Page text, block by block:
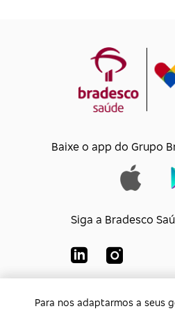
Para nos adaptarmos a seus
Baixe o app do Grupo
Siga a Bradesco
Bradesco
Para nos adaptarmos a seus